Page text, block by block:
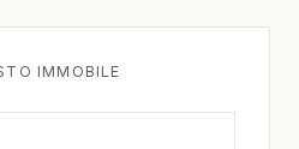
IMMOBILE